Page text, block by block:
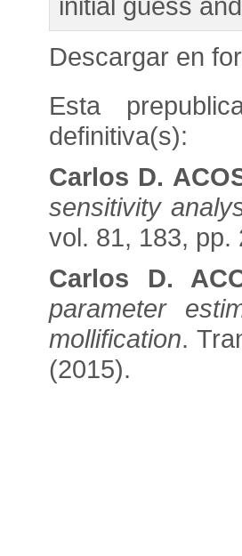
Descargar en
Esta
definitiva(s):
Carlos D.
sensitivity
vol. 81, 183, pp.
Carlos D.
parameter
mollification.
(2015).